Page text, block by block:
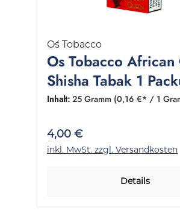
O´s Tobacco
Os Tobacco African
Shisha Tabak 1
25 Gramm
Inhalt: 25 Gramm (0,16 €* / 1
4,00 €
inkl. MwSt. zzgl. Versandkosten
Details